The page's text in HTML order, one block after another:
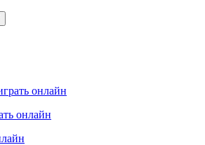
онлайн
онлайн